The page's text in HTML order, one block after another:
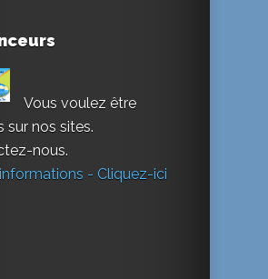
Vous voulez être
sur nos sites.
nous.
- Cliquez-ici